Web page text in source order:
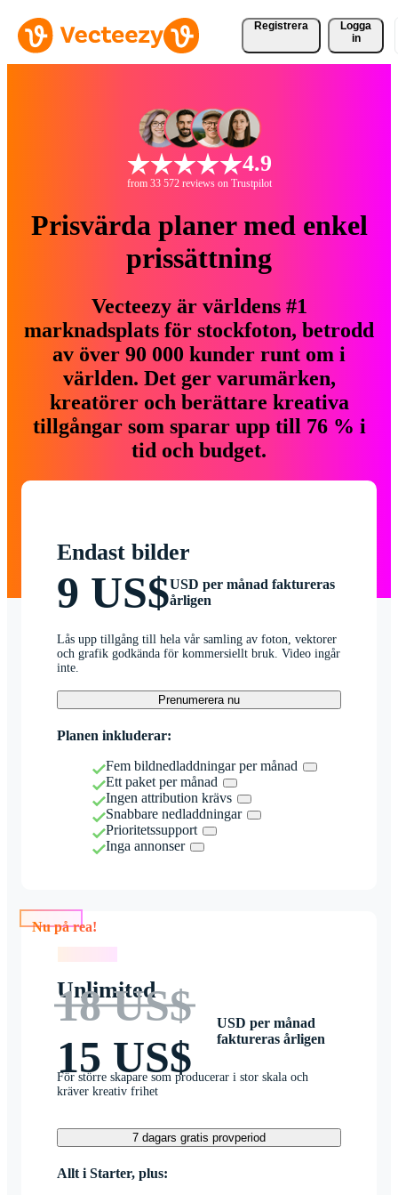
Registrera
Logga
in
4.9
from 33 572 reviews on Trustpilot
Prisvärda planer med enkel
prissättning
Vecteezy är världens #1
marknadsplats för stockfoton, betrodd
av över 90 000 kunder runt om i
världen. Det ger varumärken,
kreatörer och berättare kreativa
tillgångar som sparar upp till 76 % i
tid och budget.
Endast bilder
9 US$USD per månad faktureras
årligen
Lås upp tillgång till hela vår samling av foton, vektorer
och grafik godkända för kommersiellt bruk. Video ingår
inte.
Prenumerera nu
Planen inkluderar:
Fem bildnedladdningar per månad
Ett paket per månad
Ingen attribution krävs
Snabbare nedladdningar
Prioritetssupport
Inga annonser
Nu på rea!
Unlimited
18 US$
15 US$
USD per månad
faktureras årligen
För större skapare som producerar i stor skala och
kräver kreativ frihet
7 dagars gratis provperiod
Allt i Starter, plus: